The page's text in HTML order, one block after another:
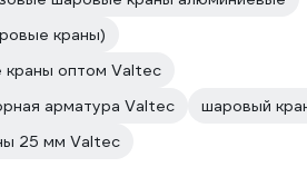
краны)
оптом Valtec
арматура Valtec
шаровый
25 мм Valtec